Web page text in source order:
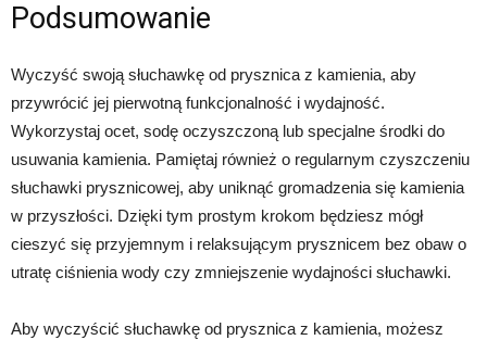
Podsumowanie
Wyczyść swoją słuchawkę od prysznica z kamienia, aby
przywrócić jej pierwotną funkcjonalność i wydajność.
Wykorzystaj ocet, sodę oczyszczoną lub specjalne środki do
usuwania kamienia. Pamiętaj również o regularnym czyszczeniu
słuchawki prysznicowej, aby uniknąć gromadzenia się kamienia
w przyszłości. Dzięki tym prostym krokom będziesz mógł
cieszyć się przyjemnym i relaksującym prysznicem bez obaw o
utratę ciśnienia wody czy zmniejszenie wydajności słuchawki.
Aby wyczyścić słuchawkę od prysznica z kamienia, możesz